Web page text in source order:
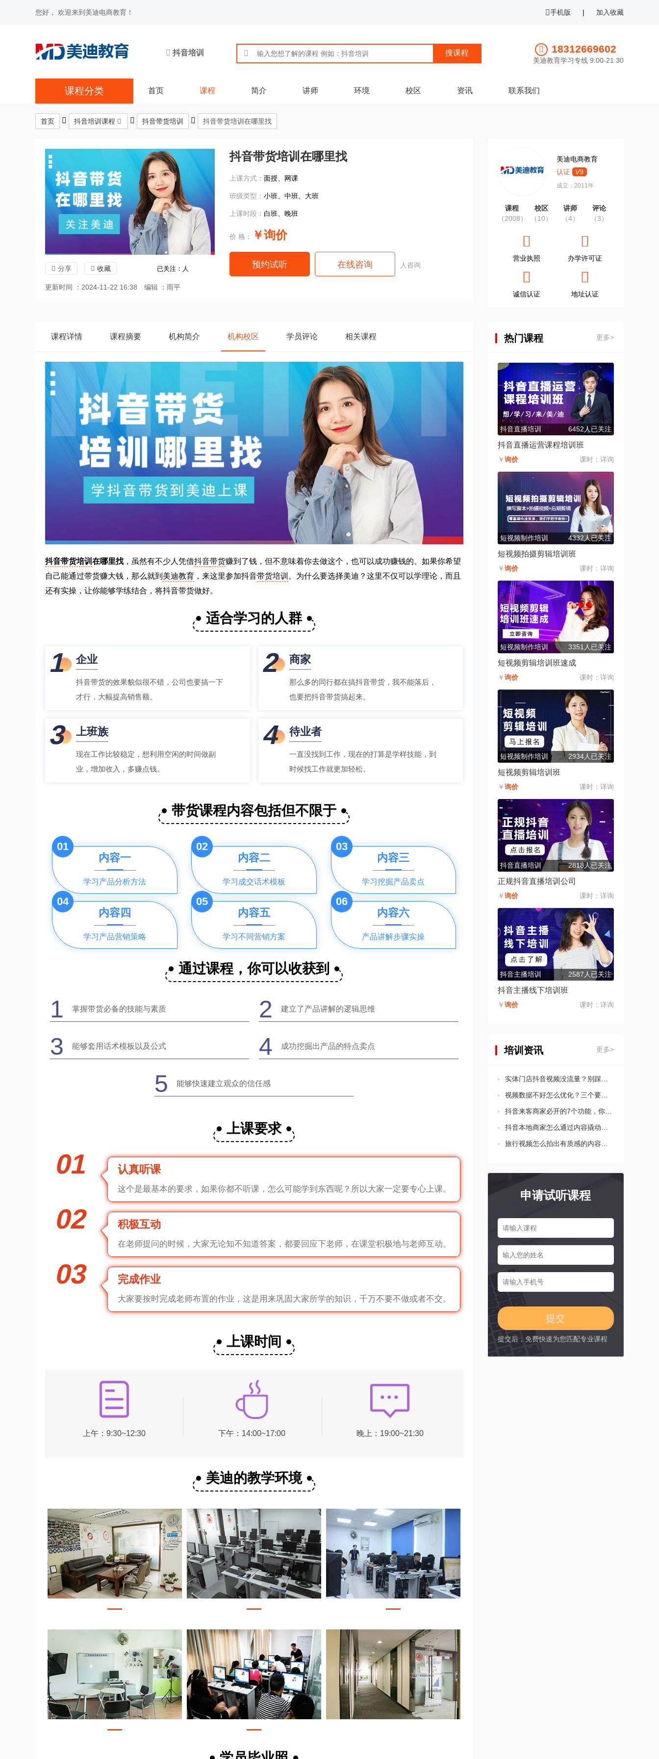
您好， 欢迎来到美迪电商教育！ 手机版 | 加入收藏
抖音培训 18312669602
美迪教育学习专线 9:00-21:30
课程分类 首页 课程 简介 讲师 环境 校区 资讯 联系我们
首页 抖音培训课程 抖音带货培训 抖音带货培训在哪里找
分享 收藏 已关注： 人
更新时间 ：2024-11-22 16:38 编辑 ：雨平
抖音带货培训在哪里找
上课方式：面授、网课
班级类型：小班、中班、大班
上课时段： 白班、晚班
价 格： ￥询价
预约试听 在线咨询 人咨询
美迪电商教育
认证
V9
成立：2011年
课程
（2008）
校区
（10）
讲师
（4）
评论
（3）
营业执照 办学许可证
诚信认证 地址认证
课程详情 课程摘要 机构简介 机构校区 学员评论 相关课程
抖音带货培训 在哪里找 ，虽然有不少人凭借抖音带货赚到了钱，但不意味着你去做这个，也可以成功赚钱的。如果你希望
自己能通过带货赚大钱，那么就到 美迪教育 ，来这里参加抖音带货培训 。为什么要选择美迪？这里不仅可以学理论，而且
还有实操，让你能够学练结合，将抖音带货做好。
适合学习的人群
1 企业
抖音带货的效果貌似很不错，公司也要搞一下
才行，大幅提高销售额。
2 商家
那么多的同行都在搞抖音带货，我不能落后，
也要把抖音带货搞起来。
3 上班族
现在工作比较稳定，想利用空闲的时间做副
业，增加收入，多赚点钱。
4 待业者
一直没找到工作，现在的打算是学样技能，到
时候找工作就更加轻松。
带货课程内容包括但不限于
01
内容一
学习产品分析方法
02
内容二
学习成交话术模板
03
内容三
学习挖掘产品卖点
04
内容四
学习产品营销策略
05
内容五
学习不同营销方案
06
内容六
产品讲解步骤实操
通过课程，你可以收获到
1 掌握带货必备的技能与素质 2 建立了产品讲解的逻辑思维
3 能够套用话术模板以及公式 4 成功挖掘出产品的特点卖点
5 能够快速建立观众的信任感
上课要求
01 认真听课
这个是最基本的要求，如果你都不听课，怎么可能学到东西呢？所以大家一定要专心上课。
02 积极互动
在老师提问的时候，大家无论知不知道答案，都要回应下老师，在课堂积极地与老师互动。
03 完成作业
大家要按时完成老师布置的作业，这是用来巩固大家所学的知识，千万不要不做或者不交。
上课时间
上午：9:30~12:30 下午：14:00~17:00 晚上：19:00~21:30
美迪的教学环境
热门课程 更多>
抖音直播培训 6452人已关注
抖音直播运营课程培训班
￥询价 课时： 详询
短视频制作培训 4332人已关注
短视频拍摄剪辑培训班
￥询价 课时： 详询
短视频制作培训 3351人已关注
短视频剪辑培训班速成
￥询价 课时： 详询
短视频制作培训 2934人已关注
短视频剪辑培训班
￥询价 课时： 详询
抖音直播培训 2818人已关注
正规抖音直播培训公司
￥询价 课时： 详询
抖音主播培训 2587人已关注
抖音主播线下培训班
￥询价 课时： 详询
培训资讯 更多>
实体门店抖音视频没流量？别踩这5个违规坑！
视频数据不好怎么优化？三个要点教会你分析思路！
抖音来客商家必开的7个功能，你都设置了吗？
抖音本地商家怎么通过内容撬动生意增长？这三点要知道！
旅行视频怎么拍出有质感的内容？新手必学的三个技巧
申请试听课程
提交后，免费快速为您匹配专业课程